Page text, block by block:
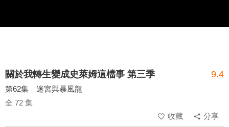
關於我轉生變成史萊姆這檔事 第三季 9.4
第62集 迷宮與暴風龍
全 72 集
收藏
分享